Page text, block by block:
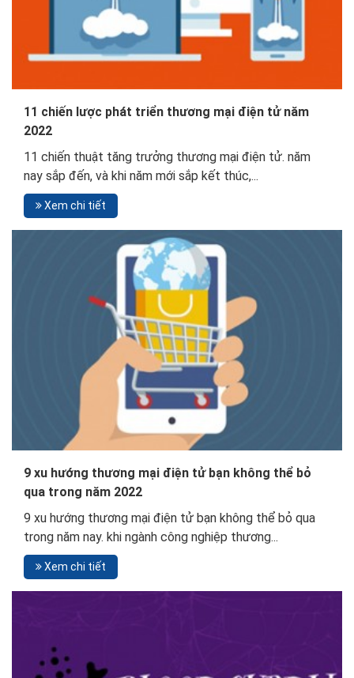
11 chiến lược phát triển thương mại điện tử năm
2022
11 chiến thuật tăng trưởng thương mại điện tử. năm
nay sắp đến, và khi năm mới sắp kết thúc,...
Xem chi tiết
9 xu hướng thương mại điện tử bạn không thể bỏ
qua trong năm 2022
9 xu hướng thương mại điện tử bạn không thể bỏ qua
trong năm nay. khi ngành công nghiệp thương...
Xem chi tiết